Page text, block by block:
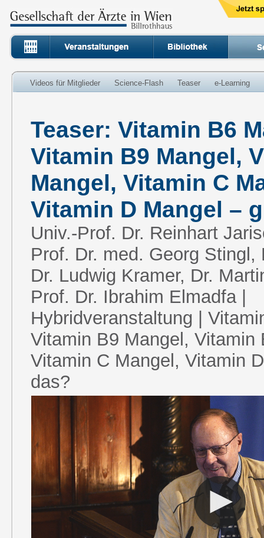
Videos für Mitglieder Science-Flash Teaser e-Learning
Teaser: Vitamin B6
Vitamin B9 Mangel,
Mangel, Vitamin C
Vitamin D Mangel –
Univ.-Prof. Dr. Reinhart
Prof. Dr. med. Georg Stingl,
Dr. Ludwig Kramer, Dr.
Prof. Dr. Ibrahim Elmadfa |
Hybridveranstaltung |
Vitamin B9 Mangel, Vitamin
Vitamin C Mangel, Vitamin
das?